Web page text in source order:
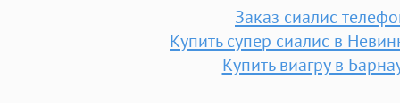
Заказ сиалис
Купить супер сиалис в
Купить виагру в